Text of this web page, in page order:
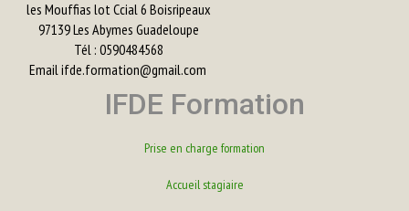
les Mouffias lot Ccial 6 Boisripeaux
97139 Les Abymes Guadeloupe
Tél : 0590484568
Emailifde.formation@gmail.com
IFDE Formation
Prise en charge formation
Accueil stagiaire